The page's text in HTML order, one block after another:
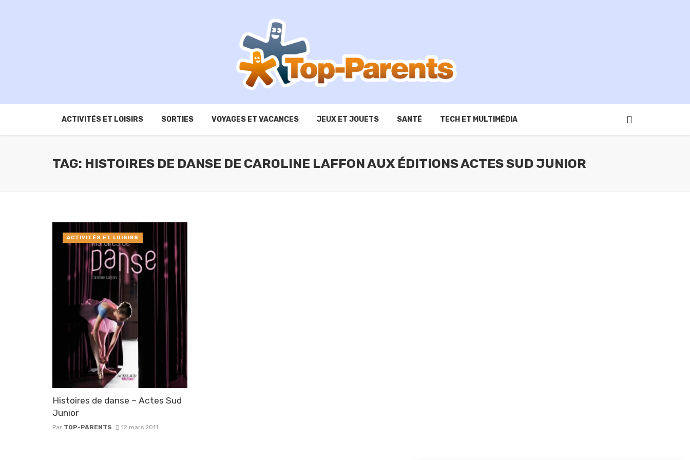
ACTIVITÉS ET LOISIRS SORTIES VOYAGES ET VACANCES JEUX ET JOUETS SANTÉ TECH ET MULTIMÉDIA
TAG: HISTOIRES DE DANSE DE CAROLINE LAFFON AUX ÉDITIONS ACTES SUD JUNIOR
Histoires de danse – Actes Sud
Junior
Par TOP-PARENTS 12 mars 2011
ACTIVITÉS ET LOISIRS